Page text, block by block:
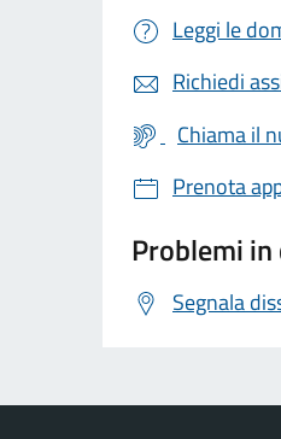
Leggi le
Richiedi
Chiama il
Prenota
Problemi
Segnala